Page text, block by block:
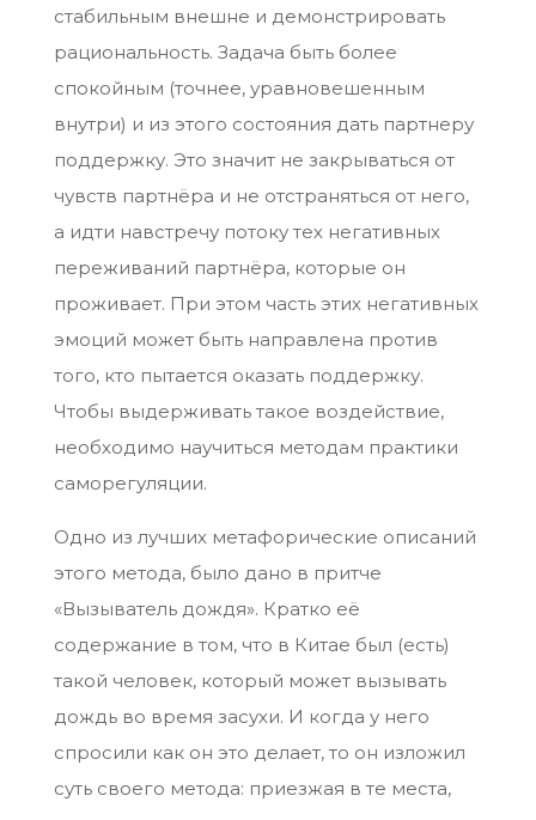
стабильным внешне и демонстрировать
рациональность. Задача быть более
спокойным (точнее, уравновешенным
внутри) и из этого состояния дать партнеру
поддержку. Это значит не закрываться от
чувств партнёра и не отстраняться от него,
а идти навстречу потоку тех негативных
переживаний партнёра, которые он
проживает. При этом часть этих негативных
эмоций может быть направлена против
того, кто пытается оказать поддержку.
Чтобы выдерживать такое воздействие,
необходимо научиться методам практики
саморегуляции.
Одно из лучших метафорические описаний
этого метода, было дано в притче
«Вызыватель дождя». Кратко её
содержание в том, что в Китае был (есть)
такой человек, который может вызывать
дождь во время засухи. И когда у него
спросили как он это делает, то он изложил
суть своего метода: приезжая в те места,